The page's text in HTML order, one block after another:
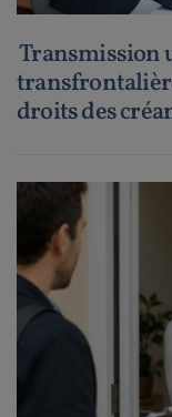
Transmission
droits des